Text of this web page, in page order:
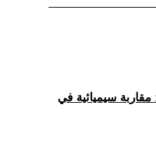
مقاربة سيميائية في